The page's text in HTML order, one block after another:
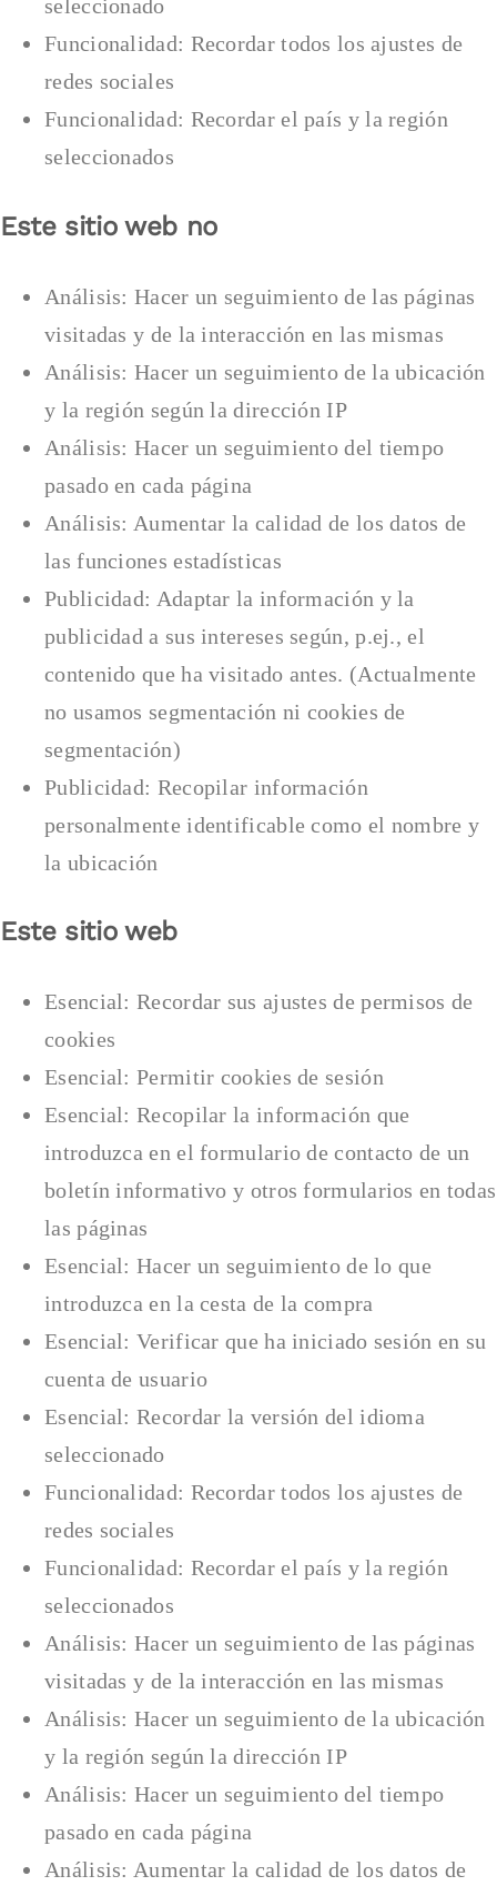
seleccionado
Funcionalidad: Recordar todos los ajustes de
redes sociales
Funcionalidad: Recordar el país y la región
seleccionados
Este sitio web no
Análisis: Hacer un seguimiento de las páginas
visitadas y de la interacción en las mismas
Análisis: Hacer un seguimiento de la ubicación
y la región según la dirección IP
Análisis: Hacer un seguimiento del tiempo
pasado en cada página
Análisis: Aumentar la calidad de los datos de
las funciones estadísticas
Publicidad: Adaptar la información y la
publicidad a sus intereses según, p.ej., el
contenido que ha visitado antes. (Actualmente
no usamos segmentación ni cookies de
segmentación)
Publicidad: Recopilar información
personalmente identificable como el nombre y
la ubicación
Este sitio web
Esencial: Recordar sus ajustes de permisos de
cookies
Esencial: Permitir cookies de sesión
Esencial: Recopilar la información que
introduzca en el formulario de contacto de un
boletín informativo y otros formularios en todas
las páginas
Esencial: Hacer un seguimiento de lo que
introduzca en la cesta de la compra
Esencial: Verificar que ha iniciado sesión en su
cuenta de usuario
Esencial: Recordar la versión del idioma
seleccionado
Funcionalidad: Recordar todos los ajustes de
redes sociales
Funcionalidad: Recordar el país y la región
seleccionados
Análisis: Hacer un seguimiento de las páginas
visitadas y de la interacción en las mismas
Análisis: Hacer un seguimiento de la ubicación
y la región según la dirección IP
Análisis: Hacer un seguimiento del tiempo
pasado en cada página
Análisis: Aumentar la calidad de los datos de